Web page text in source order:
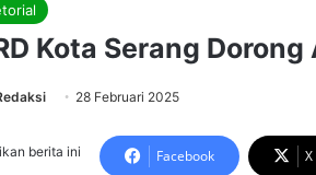
Kota Serang
28 Februari 2025
berita ini Facebook X